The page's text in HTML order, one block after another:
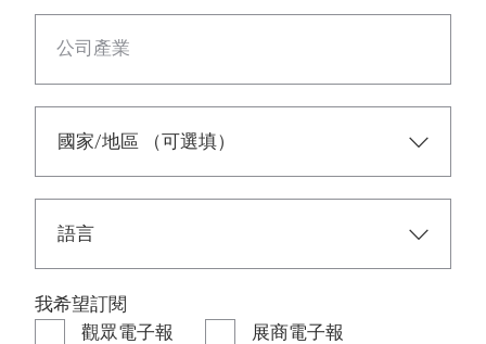
公司產業
我希望訂閱
觀眾電子報
展商電子報